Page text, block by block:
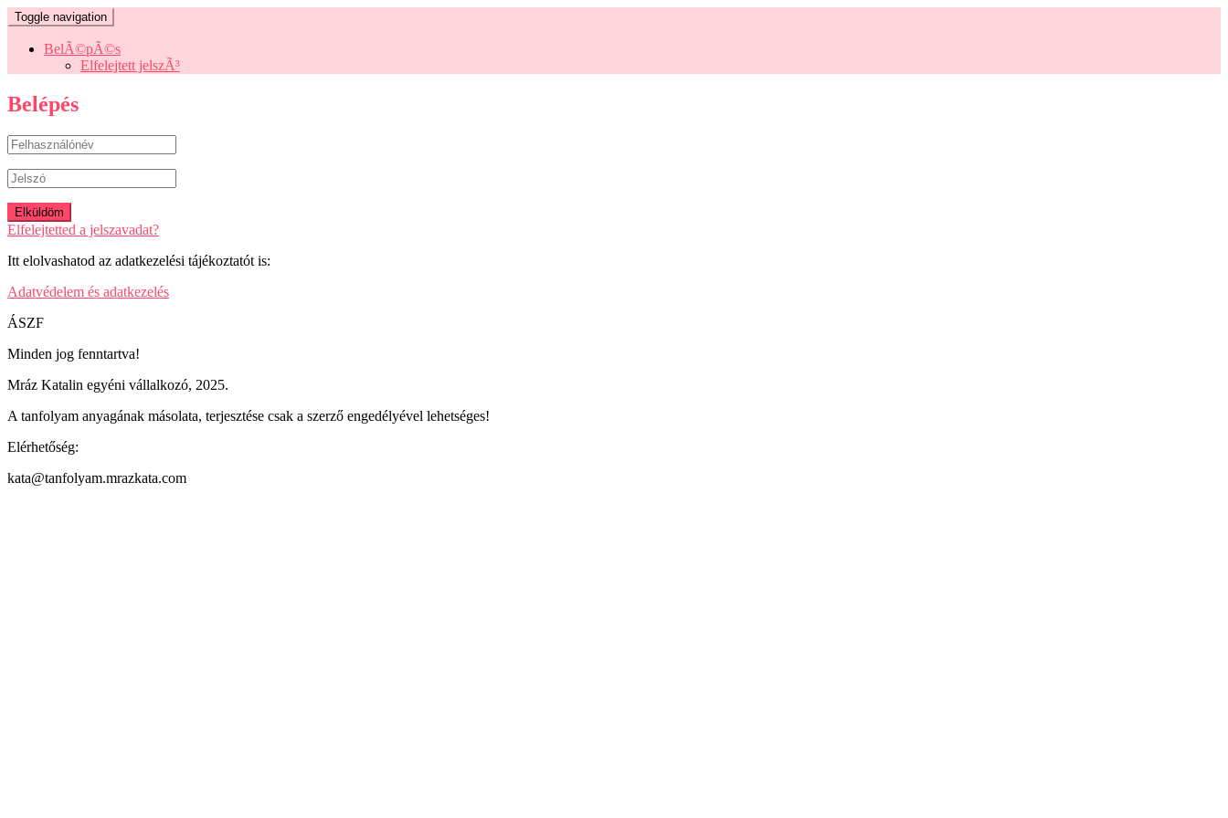
Toggle navigation
BelÃ©pÃ©s
Elfelejtett jelszÃ³
Belépés
Elfelejtetted a jelszavadat?
Itt elolvashatod az adatkezelési tájékoztatót is:
Adatvédelem és adatkezelés
ÁSZF
Minden jog fenntartva!
Mráz Katalin egyéni vállalkozó, 2025.
A tanfolyam anyagának másolata, terjesztése csak a szerző engedélyével lehetséges!
Elérhetőség:
kata@tanfolyam.mrazkata.com